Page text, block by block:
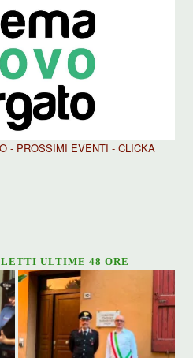
- PROSSIMI EVENTI - CLICKA
ULTIME 48 ORE